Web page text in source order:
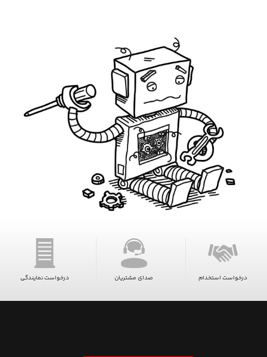
درخواست استخدام صدای مشتریان درخواست نمایندگی